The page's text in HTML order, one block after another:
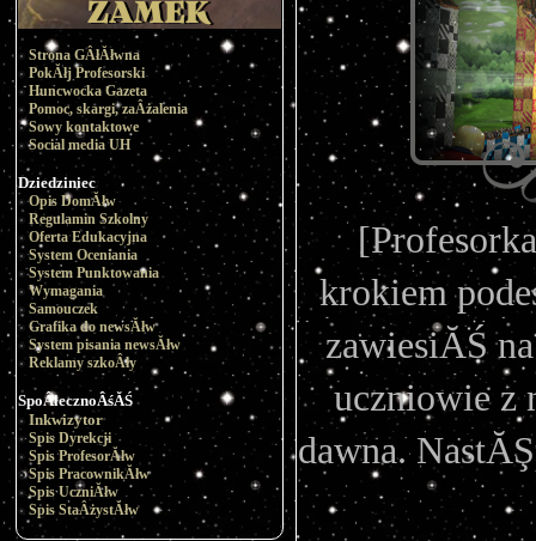
Strona GÂłĂłwna
PokĂłj Profesorski
Huncwocka Gazeta
Pomoc, skargi, zaÂżalenia
Sowy kontaktowe
Social media UH
Dziedziniec
Opis DomĂłw
Regulamin Szkolny
Oferta Edukacyjna
System Oceniania
System Punktowania
Wymagania
Samouczek
Grafika do newsĂłw
System pisania newsĂłw
Reklamy szkoÂły
SpoÂłecznoÂśĂŚ
Inkwizytor
Spis Dyrekcji
Spis ProfesorĂłw
Spis PracownikĂłw
Spis UczniĂłw
Spis StaÂżystĂłw
krokiem
zawiesiĂŚ
uczniowie z
dawna.